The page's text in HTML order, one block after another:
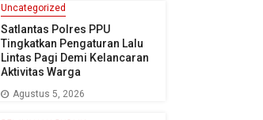
Uncategorized
Satlantas Polres PPU
Tingkatkan Pengaturan Lalu
Lintas Pagi Demi Kelancaran
Aktivitas Warga
Agustus 5, 2026